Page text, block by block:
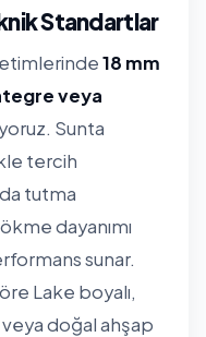
Standartlar
18 mm
veya
Sunta
tercih
tutma
dayanımı
sunar.
Lake boyalı,
doğal ahşap